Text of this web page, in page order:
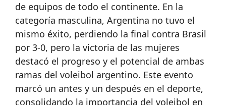
de equipos de todo el continente. En la
categoría masculina, Argentina no tuvo el
mismo éxito, perdiendo la final contra Brasil
por 3-0, pero la victoria de las mujeres
destacó el progreso y el potencial de ambas
ramas del voleibol argentino. Este evento
marcó un antes y un después en el deporte,
consolidando la importancia del voleibol en